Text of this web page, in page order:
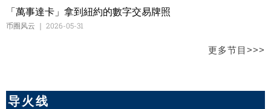
「萬事達卡」拿到紐約的數字交易牌照
币圈风云 2026-05-31
更多节目>>>
导火线